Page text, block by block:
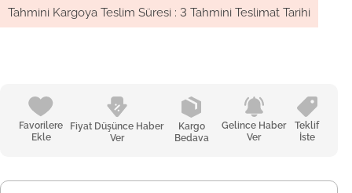
Tahmini Kargoya Teslim Süresi : 3 Tahmini Teslimat Tarihi
Favorilere
Ekle
Fiyat Düşünce Haber
Ver
Kargo
Bedava
Gelince Haber
Ver
Teklif
İste